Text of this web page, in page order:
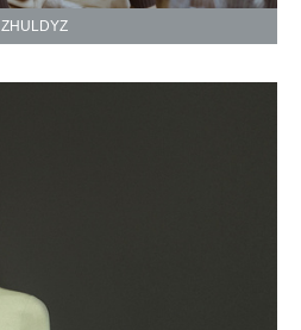
ZHULDYZ